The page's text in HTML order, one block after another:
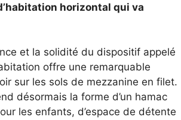
horizontal qui va
et la solidité du dispositif appelé
offre une remarquable
sur les sols de mezzanine en filet.
désormais la forme d’un hamac
les enfants, d’espace de détente